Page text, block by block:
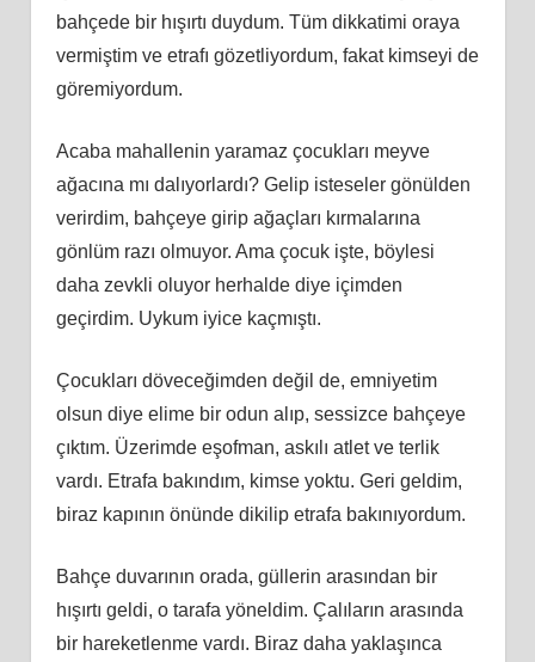
bahçede bir hışırtı duydum. Tüm dikkatimi oraya
vermiştim ve etrafı gözetliyordum, fakat kimseyi de
göremiyordum.
Acaba mahallenin yaramaz çocukları meyve
ağacına mı dalıyorlardı? Gelip isteseler gönülden
verirdim, bahçeye girip ağaçları kırmalarına
gönlüm razı olmuyor. Ama çocuk işte, böylesi
daha zevkli oluyor herhalde diye içimden
geçirdim. Uykum iyice kaçmıştı.
Çocukları döveceğimden değil de, emniyetim
olsun diye elime bir odun alıp, sessizce bahçeye
çıktım. Üzerimde eşofman, askılı atlet ve terlik
vardı. Etrafa bakındım, kimse yoktu. Geri geldim,
biraz kapının önünde dikilip etrafa bakınıyordum.
Bahçe duvarının orada, güllerin arasından bir
hışırtı geldi, o tarafa yöneldim. Çalıların arasında
bir hareketlenme vardı. Biraz daha yaklaşınca